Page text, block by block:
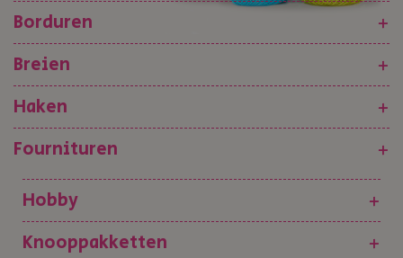
Borduren
+
Breien
+
Haken
+
Fournituren
+
Hobby
+
Knooppakketten
+